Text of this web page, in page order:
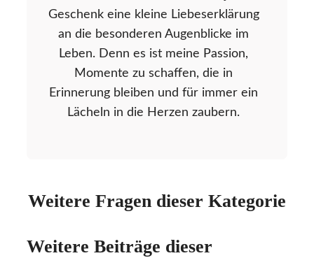
Geschenk eine kleine Liebeserklärung
an die besonderen Augenblicke im
Leben. Denn es ist meine Passion,
Momente zu schaffen, die in
Erinnerung bleiben und für immer ein
Lächeln in die Herzen zaubern.
Weitere Fragen dieser Kategorie
Weitere Beiträge dieser